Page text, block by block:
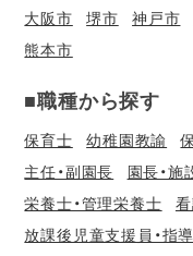
大阪市
堺市 神戸市
熊本市
■職種から探す
保育士 幼稚園教諭
主任・副園長
園長・施
栄養士・管理栄養士
放課後児童支援員・指導